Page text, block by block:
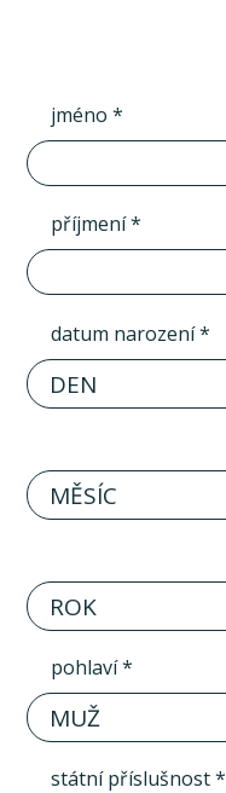
jméno *
příjmení *
datum narození *
DEN
MĚSÍC
ROK
pohlaví *
MUŽ
státní příslušnost *